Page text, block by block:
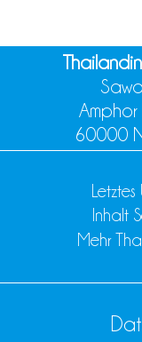
60000
Inhalt
Mehr